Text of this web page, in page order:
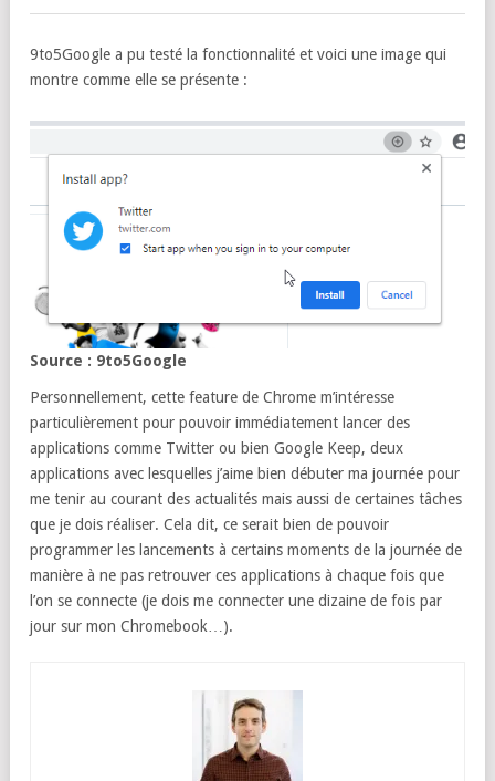
9to5Google a pu testé la fonctionnalité et voici une image qui
montre comme elle se présente :
Source : 9to5Google
Personnellement, cette feature de Chrome m’intéresse
particulièrement pour pouvoir immédiatement lancer des
applications comme Twitter ou bien Google Keep, deux
applications avec lesquelles j’aime bien débuter ma journée pour
me tenir au courant des actualités mais aussi de certaines tâches
que je dois réaliser. Cela dit, ce serait bien de pouvoir
programmer les lancements à certains moments de la journée de
manière à ne pas retrouver ces applications à chaque fois que
l’on se connecte (je dois me connecter une dizaine de fois par
jour sur mon Chromebook…).